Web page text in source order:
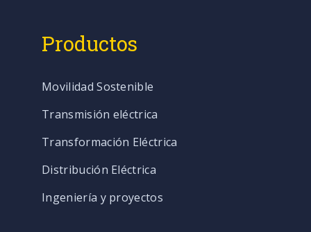
Productos
Movilidad Sostenible
Transmisión eléctrica
Transformación Eléctrica
Distribución Eléctrica
Ingeniería y proyectos